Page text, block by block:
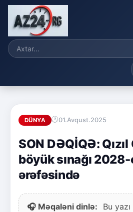
DÜNYA 01.Avqust.2025
SON DƏQİQƏ:
böyük sınağı
ərəfəsində
🎧 Məqaləni dinlə:
Bu